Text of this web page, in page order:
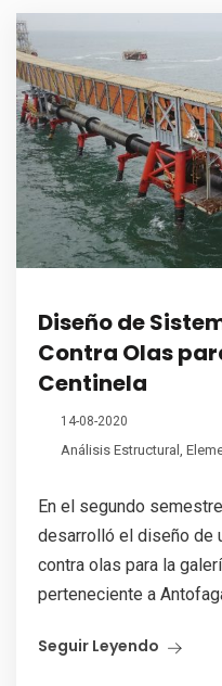
Diseño de
Contra Olas
Centinela
14-08-2020
Análisis Estructural
En el segundo
desarrolló el diseño de
contra olas para la
perteneciente a
Seguir Leyendo